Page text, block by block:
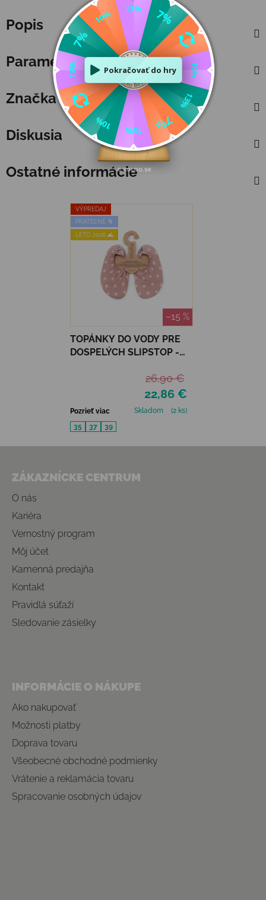
Popis
Parametre
ZnačkaSlipstop 🇹🇷
Diskusia
Ostatné informácie
VÝPREDAJ
PRATEĽNÉ 🌀
LETO 2026 🌊
–15 %
TOPÁNKY DO VODY PRE
DOSPELÝCH SLIPSTOP -
22,86 €
26,90 €
Pozrieť viac Skladom
(2 ks)
35
37 39
ZÁKAZNÍCKE CENTRUM
O nás
Kariéra
Vernostný program
Môj účet
Kamenná predajňa
Kontakt
Pravidlá súťaží
Sledovanie zásielky
INFORMÁCIE O NÁKUPE
Ako nakupovať
Možnosti platby
Doprava tovaru
Všeobecné obchodné podmienky
Vrátenie a reklamácia tovaru
Spracovanie osobných údajov